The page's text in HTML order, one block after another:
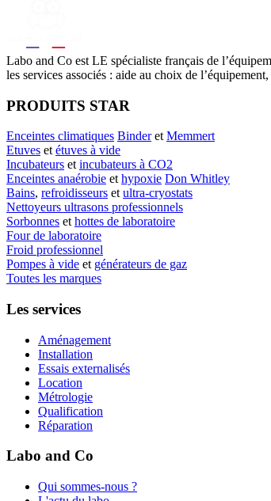
Labo and Co est LE spécialiste français de
les services associés : aide au choix de
PRODUITS STAR
Enceintes climatiques Binderet Memmert
Etuves et étuves à vide
Incubateurs et incubateurs à CO2
Enceintes anaérobie et hypoxie Don Whitley
Bains, refroidisseurs et ultra-cryostats
Nettoyeurs ultrasons professionnels
Sorbonnes et hottes de laboratoire
Four de laboratoire
Froid professionnel
Pompes à vide et générateurs de gaz
Toutes les marques
Les services
Aménagement
Installation
Essais externalisés
Location
Métrologie
Qualification
Réparation
Labo and Co
Qui sommes-nous ?